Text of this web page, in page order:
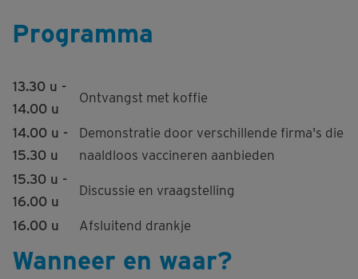
Programma
13.30 u -
14.00 u
Ontvangst met koffie
14.00 u -
15.30 u
Demonstratie door verschillende firma's die
naaldloos vaccineren aanbieden
15.30 u -
16.00 u
Discussie en vraagstelling
16.00 u Afsluitend drankje
Wanneer en waar?